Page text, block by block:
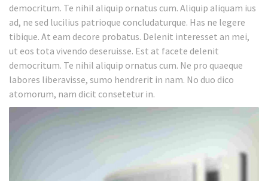
democritum. Te nihil aliquip ornatus cum. Aliquip aliquam ius
ad, ne sed lucilius patrioque concludaturque. Has ne legere
tibique. At eam decore probatus. Delenit interesset an mei,
ut eos tota vivendo deseruisse. Est at facete delenit
democritum. Te nihil aliquip ornatus cum. Ne pro quaeque
labores liberavisse, sumo hendrerit in nam. No duo dico
atomorum, nam dicit consetetur in.